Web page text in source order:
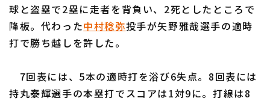
球と盗塁で2塁に走者を背負い、2死としたところで
降板。代わった中村稔弥投手が矢野雅哉選手の適時
打で勝ち越しを許した。
7回表には、5本の適時打を浴び6失点。8回表には
持丸泰輝選手の本塁打でスコアは1対9に。打線は8